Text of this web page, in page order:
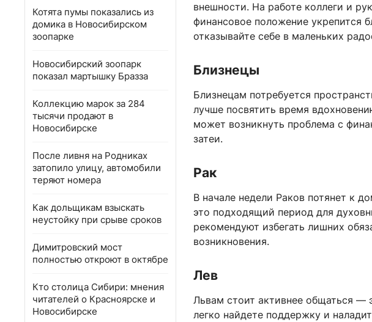
Котята пумы показались из
домика в Новосибирском
зоопарке
Новосибирский зоопарк
показал мартышку Бразза
Коллекцию марок за 284
тысячи продают в
Новосибирске
После ливня на Родниках
затопило улицу, автомобили
теряют номера
Как дольщикам взыскать
неустойку при срыве сроков
Димитровский мост
полностью откроют в октябре
Кто столица Сибири: мнения
читателей о Красноярске и
Новосибирске
внешности. На работе коллеги и
финансовое положение укрепится
отказывайте себе в маленьких
Близнецы
Близнецам потребуется
лучше посвятить время
может возникнуть проблема с
затеи.
Рак
В начале недели Раков потянет к
это подходящий период для
рекомендуют избегать лишних
возникновения.
Лев
Львам стоит активнее общаться
легко найдете поддержку и